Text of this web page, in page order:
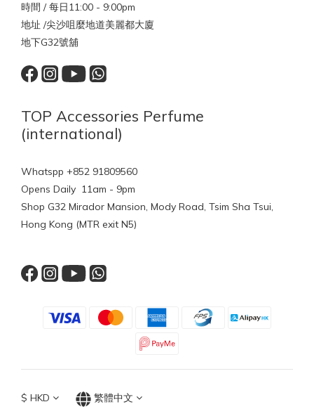
時間 / 每日11:00 - 9:00pm
地址 /尖沙咀麼地道美麗都大廈
地下G32號舖
TOP Accessories Perfume
(international)
Whatspp +852 91809560
Opens Daily 11am - 9pm
Shop G32 Mirador Mansion, Mody Road, Tsim Sha Tsui,
Hong Kong (MTR exit N5)
$ HKD 繁體中文